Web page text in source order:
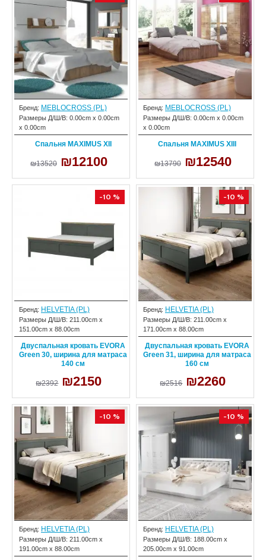
Бренд: MEBLOCROSS (PL)
Размеры Д/Ш/В: 0.00cm x 0.00cm
x 0.00cm
Спальня MAXIMUS XII
₪13520 ₪12100
Бренд: MEBLOCROSS (PL)
Размеры Д/Ш/В: 0.00cm x 0.00cm
x 0.00cm
Спальня MAXIMUS XIII
₪13790 ₪12540
-10 %
Бренд: HELVETIA (PL)
Размеры Д/Ш/В: 211.00cm x
151.00cm x 88.00cm
Двуспальная кровать EVORA
Green 30, ширина для матраса
140 см
₪2392 ₪2150
-10 %
Бренд: HELVETIA (PL)
Размеры Д/Ш/В: 211.00cm x
171.00cm x 88.00cm
Двуспальная кровать EVORA
Green 31, ширина для матраса
160 см
₪2516 ₪2260
-10 %
Бренд: HELVETIA (PL)
Размеры Д/Ш/В: 211.00cm x
191.00cm x 88.00cm
-10 %
Бренд: HELVETIA (PL)
Размеры Д/Ш/В: 188.00cm x
205.00cm x 91.00cm